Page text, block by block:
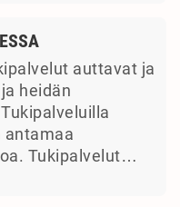
auttavat ja
heidän
antamaa
Tukipalvelut…